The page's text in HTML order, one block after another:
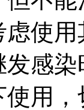
使
感
用